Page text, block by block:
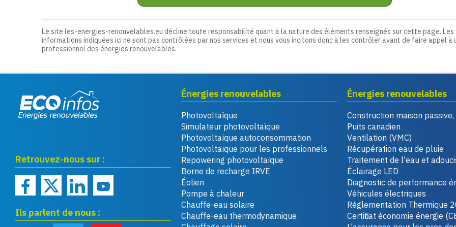
Le site les-energies-renouvelables.eu décline toute responsabilité quant à la nature des éléments renseignés sur cette page. Les
informations indiquées ici ne sont pas contrôlées par nos services et nous vous incitons donc à les contrôler avant de faire appel à
professionnel des énergies renouvelables.
Retrouvez-nous sur :
Ils parlent de nous :
Énergies renouvelables
Photovoltaïque
Simulateur photovoltaïque
Photovoltaïque autoconsommation
Photovoltaïque pour les professionnels
Repowering photovoltaïque
Borne de recharge IRVE
Éolien
Pompe à chaleur
Chauffe-eau solaire
Chauffe-eau thermodynamique
Énergies renouvelables
Construction maison passive,
Puits canadien
Ventilation (VMC)
Récupération eau de pluie
Traitement de l'eau et
Éclairage LED
Diagnostic de performance
Véhicules électriques
Réglementation Thermique
Certificat économie énergie